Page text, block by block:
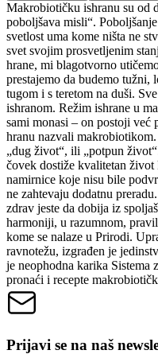
Makrobiotičku ishranu su od
poboljšava misli“.
svetlost uma kome ništa ne
svet svojim prosvetljenim
hrane, mi blagotvorno
prestajemo da budemo tužni,
tugom i s teretom na duši.
ishranom. Režim ishrane u
sami monasi – on postoji već
hranu nazvali
„dug život“, ili „potpun
čovek dostiže kvalitetan
namirnice koje nisu bile
ne zahtevaju dodatnu
zdrav jeste da dobija iz
harmoniji, u razumnom,
kome se nalaze u Prirodi.
ravnotežu, izgrađen je
je neophodna karika
pronaći i recepte
Prijavi se na naš